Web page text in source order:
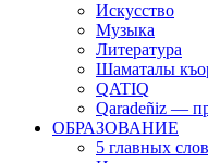
Искусство
Музыка
Литература
Шаматалы
QATIQ
Qaradeñiz —
ОБРАЗОВАНИЕ
5 главных слов